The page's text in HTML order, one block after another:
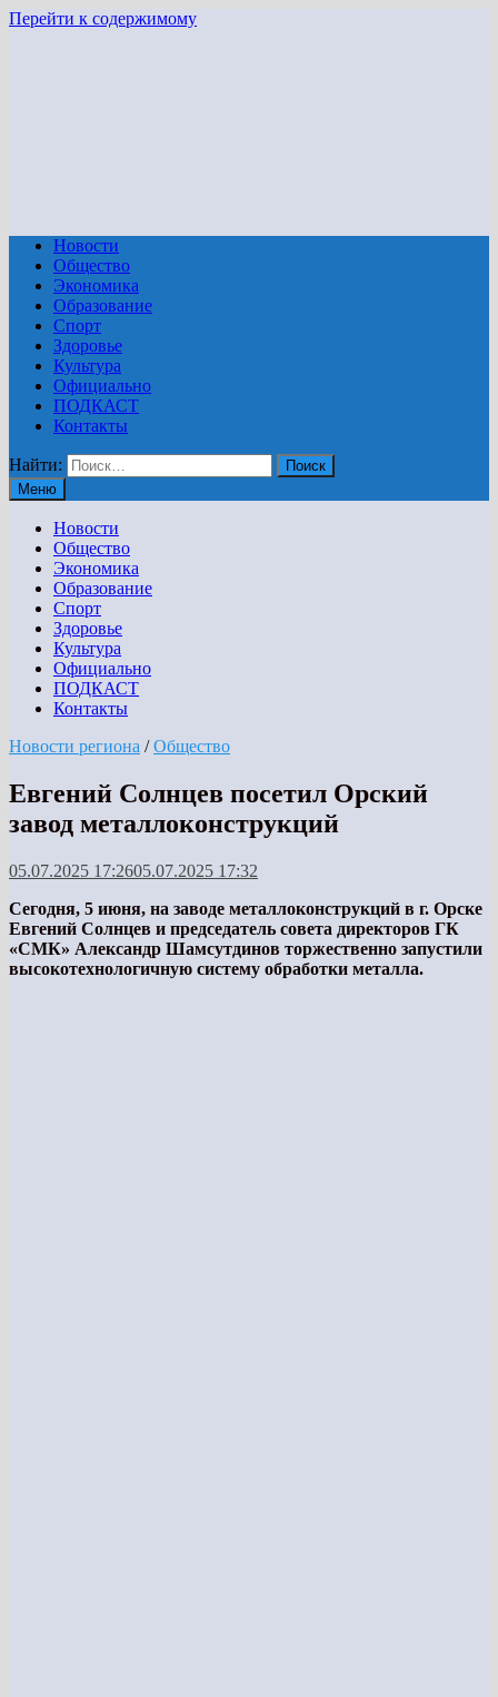
Перейти к содержимому
Новости
Общество
Экономика
Образование
Спорт
Здоровье
Культура
Официально
ПОДКАСТ
Контакты
Найти:
Меню
Новости
Общество
Экономика
Образование
Спорт
Здоровье
Культура
Официально
ПОДКАСТ
Контакты
Новости региона /Общество
Евгений Солнцев посетил Орский
завод металлоконструкций
05.07.2025 17:2605.07.2025 17:32
Сегодня, 5 июня, на заводе металлоконструкций в г. Орске
Евгений Солнцев и председатель совета директоров ГК
«СМК» Александр Шамсутдинов торжественно запустили
высокотехнологичную систему обработки металла.